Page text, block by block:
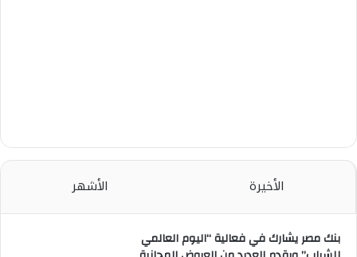
الأخيرة الأشهر
بنك مصر يشارك في فعالية “اليوم العالمي